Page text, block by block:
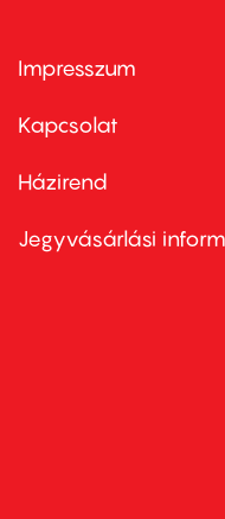
Footer
first
Impresszum
Kapcsolat
Footer
second
Házirend
Jegyvásárlási